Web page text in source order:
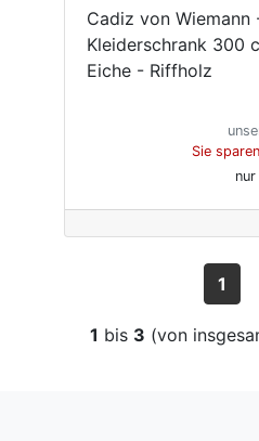
Cadiz von Wiemann
Kleiderschrank 300
Eiche - Riffholz
Sie
nur
1
1 bis 3 (von